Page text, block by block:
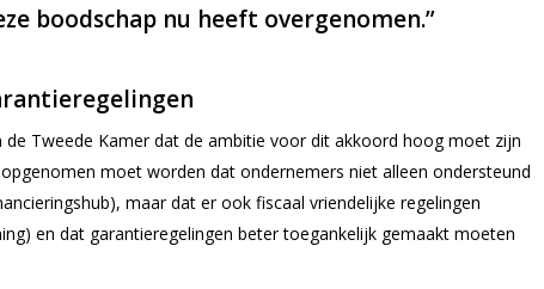
boodschap nu heeft overgenomen.”
Tweede Kamer dat de ambitie voor dit akkoord hoog moet zijn
moet worden dat ondernemers niet alleen ondersteund
maar dat er ook fiscaal vriendelijke regelingen
en dat garantieregelingen beter toegankelijk gemaakt moeten